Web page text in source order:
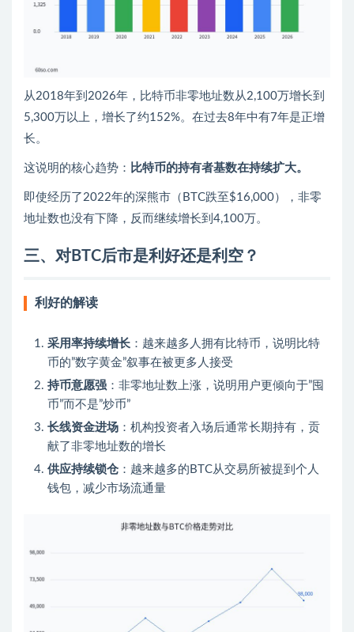
从2018年到2026年，比特币非零地址数从2,100万增长到
5,300万以上，增长了约152%。在过去8年中有7年是正增
长。
这说明的核心趋势： 比特币的持有者基数在持续扩大。
即使经历了2022年的深熊市（BTC跌至$16,000），非零
地址数也没有下降，反而继续增长到4,100万。
三、对BTC后市是利好还是利空？
利好的解读
采用率持续增长 ：越来越多人拥有比特币，说明比特
币的”数字黄金”叙事在被更多人接受
持币意愿强 ：非零地址数上涨，说明用户更倾向于”囤
币”而不是”炒币”
长线资金进场 ：机构投资者入场后通常长期持有，贡
献了非零地址数的增长
供应持续锁仓 ：越来越多的BTC从交易所被提到个人
钱包，减少市场流通量